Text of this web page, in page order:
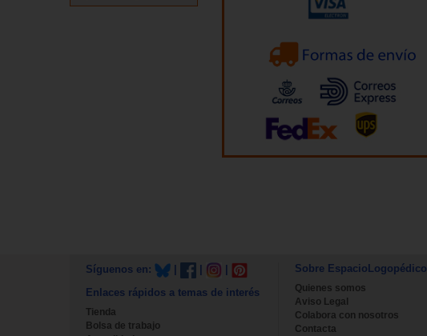
Síguenos en:
Enlaces rápidos a temas de interés
Tienda
Bolsa de trabajo
Sobre EspacioLogopédico
Quienes somos
Aviso Legal
Colabora con nosotros
Contacta